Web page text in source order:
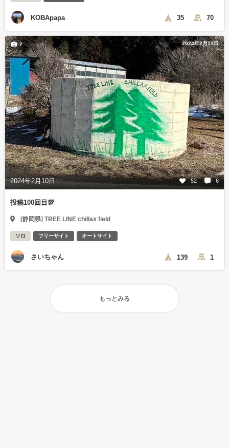
KOBApapa 35 70
2024年2月11日
2024年2月10日 52 6
7
投稿100回目💯
[静岡県] TREE LINE chillax field
ソロ フリーサイト オートサイト
さいちゃん 139 1
もっとみる